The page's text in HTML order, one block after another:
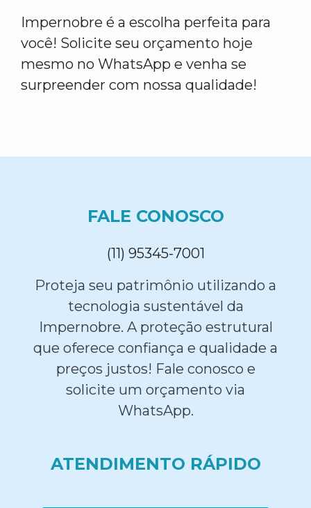
Impernobre é a escolha perfeita para
você! Solicite seu orçamento hoje
mesmo no WhatsApp e venha se
surpreender com nossa qualidade!
FALE CONOSCO
(11) 95345-7001
Proteja seu patrimônio utilizando a
tecnologia sustentável da
Impernobre. A proteção estrutural
que oferece confiança e qualidade a
preços justos! Fale conosco e
solicite um orçamento via
WhatsApp.
ATENDIMENTO RÁPIDO